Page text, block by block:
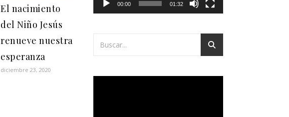
El nacimiento
del Niño Jesús
renueve nuestra
esperanza
diciembre 23, 2020
00:00 01:32